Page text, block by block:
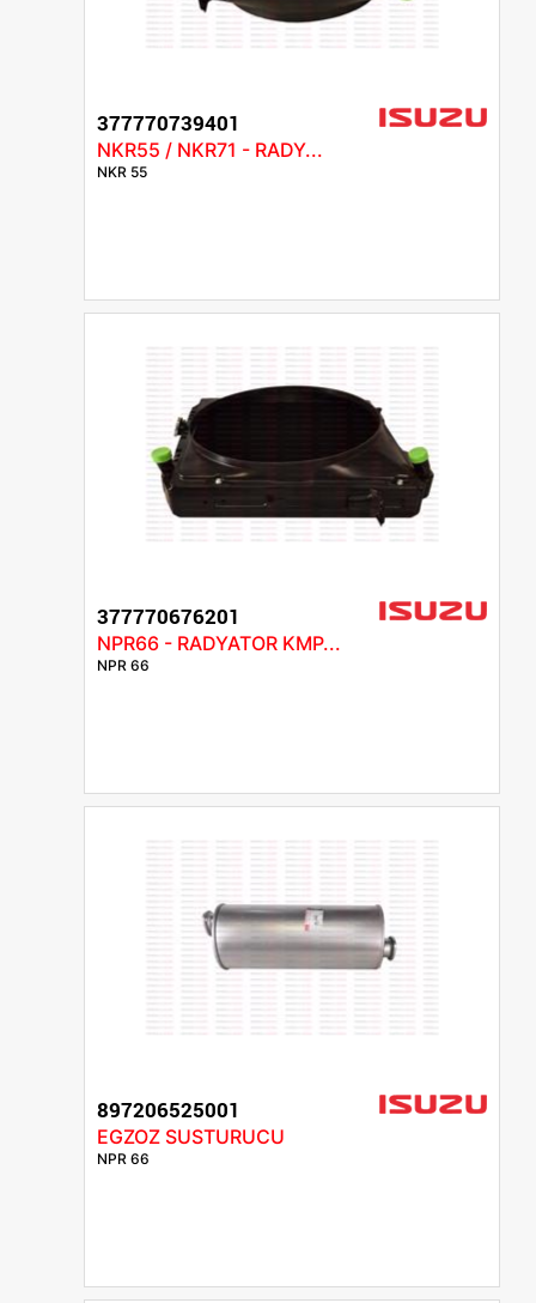
377770739401
NKR55 / NKR71 - RADY...
NKR 55
377770676201
NPR66 - RADYATOR KMP...
NPR 66
897206525001
EGZOZ SUSTURUCU
NPR 66